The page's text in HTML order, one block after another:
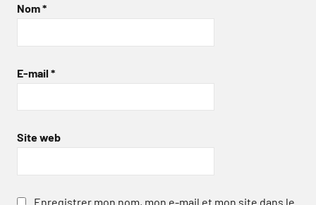
Nom*
E-mail *
Site web
Enregistrer mon nom, mon e-mail et mon site dans le